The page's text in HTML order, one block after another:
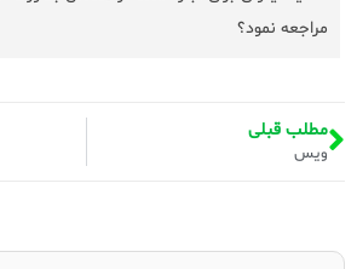
مراجعه نمود؟
مطلب قبلی
ویس